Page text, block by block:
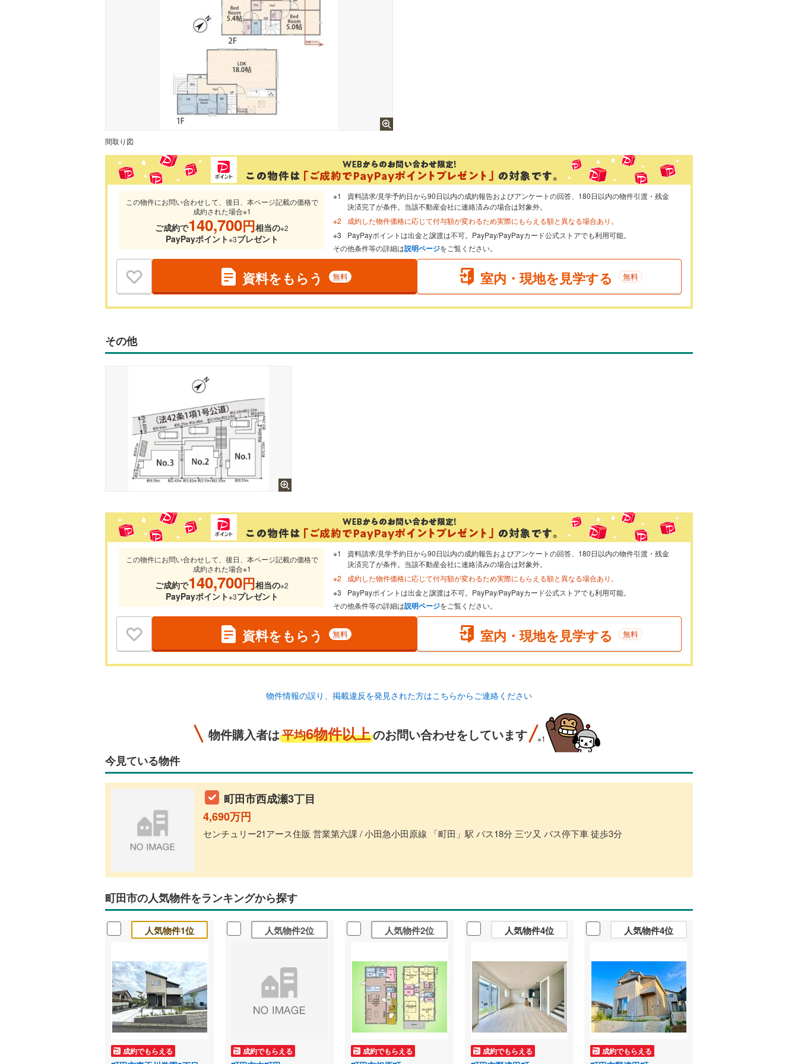
間取り図
この物件にお問い合わせして、後日、本ページ記載の価格で
成約された場合※1
ご成約で140,700円相当の※2
PayPayポイント※3プレゼント
資料請求/見学予約日から90日以内の成約報告およびアンケートの回答、180日以内の物件引渡・残金
決済完了が条件。当該不動産会社に連絡済みの場合は対象外。
成約した物件価格に応じて付与額が変わるため実際にもらえる額と異なる場合あり。
PayPayポイントは出金と譲渡は不可。PayPay/PayPayカード公式ストアでも利用可能。
その他条件等の詳細は説明ページをご覧ください。
資料をもらう 無料 室内・現地を見学する 無料
その他
この物件にお問い合わせして、後日、本ページ記載の価格で
成約された場合※1
ご成約で140,700円相当の※2
PayPayポイント※3プレゼント
資料請求/見学予約日から90日以内の成約報告およびアンケートの回答、180日以内の物件引渡・残金
決済完了が条件。当該不動産会社に連絡済みの場合は対象外。
成約した物件価格に応じて付与額が変わるため実際にもらえる額と異なる場合あり。
PayPayポイントは出金と譲渡は不可。PayPay/PayPayカード公式ストアでも利用可能。
その他条件等の詳細は説明ページをご覧ください。
資料をもらう 無料 室内・現地を見学する 無料
物件情報の誤り、掲載違反を発見された方はこちらからご連絡ください
物件購入者は平均6物件以上のお問い合わせをしています ※1
今見ている物件
町田市西成瀬3丁目
4,690万円
センチュリー21アース住販 営業第六課 / 小田急小田原線 「町田」駅 バス18分 三ツ又 バス停下車 徒歩3分
町田市の人気物件をランキングから探す
人気物件1位
成約でもらえる
人気物件2位
成約でもらえる
人気物件2位
成約でもらえる
人気物件4位
成約でもらえる
人気物件4位
成約でもらえる